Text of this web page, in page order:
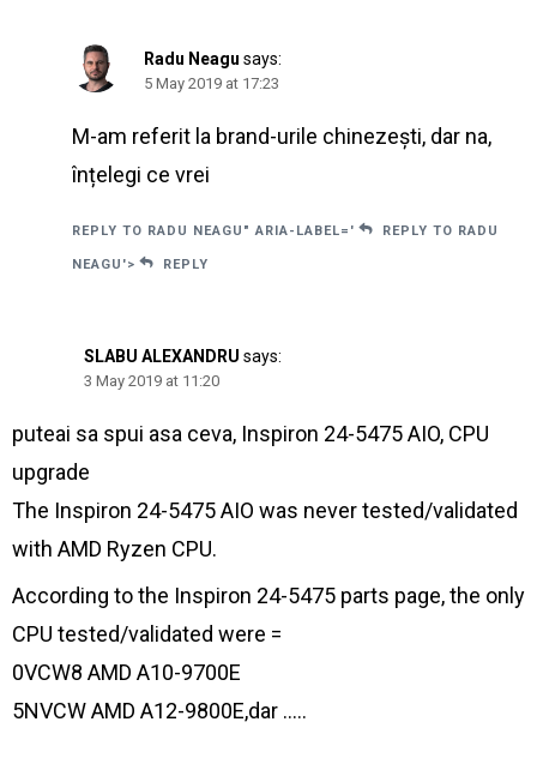
Radu Neagu says:
5 May 2019 at 17:23
M-am referit la brand-urile chinezești, dar na,
înțelegi ce vrei
REPLY TO RADU NEAGU" ARIA-LABEL=' REPLY TO RADU
NEAGU'> REPLY
SLABU ALEXANDRU says:
3 May 2019 at 11:20
puteai sa spui asa ceva, Inspiron 24-5475 AIO, CPU
upgrade
The Inspiron 24-5475 AIO was never tested/validated
with AMD Ryzen CPU.
According to the Inspiron 24-5475 parts page, the only
CPU tested/validated were =
0VCW8 AMD A10-9700E
5NVCW AMD A12-9800E,dar …..